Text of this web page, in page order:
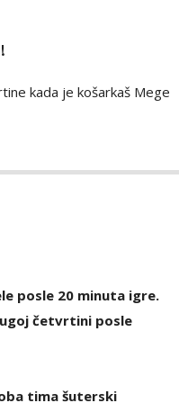
kada je košarkaš Mege
posle 20 minuta igre.
četvrtini posle
tima šuterski